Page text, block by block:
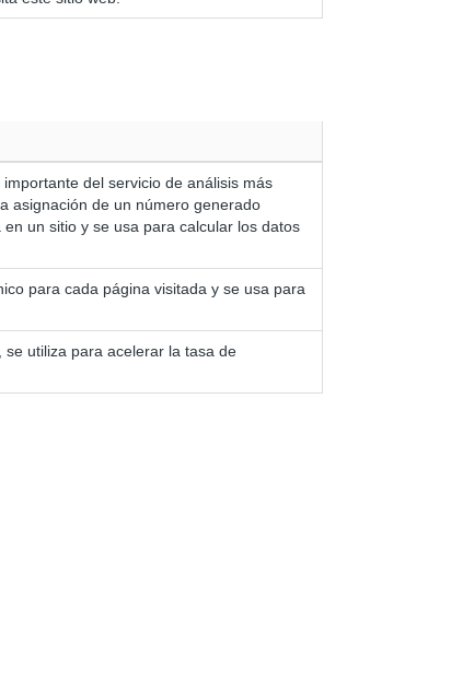
del servicio de análisis más
asignación de un número generado
un sitio y se usa para calcular los datos
para cada página visitada y se usa para
se utiliza para acelerar la tasa de